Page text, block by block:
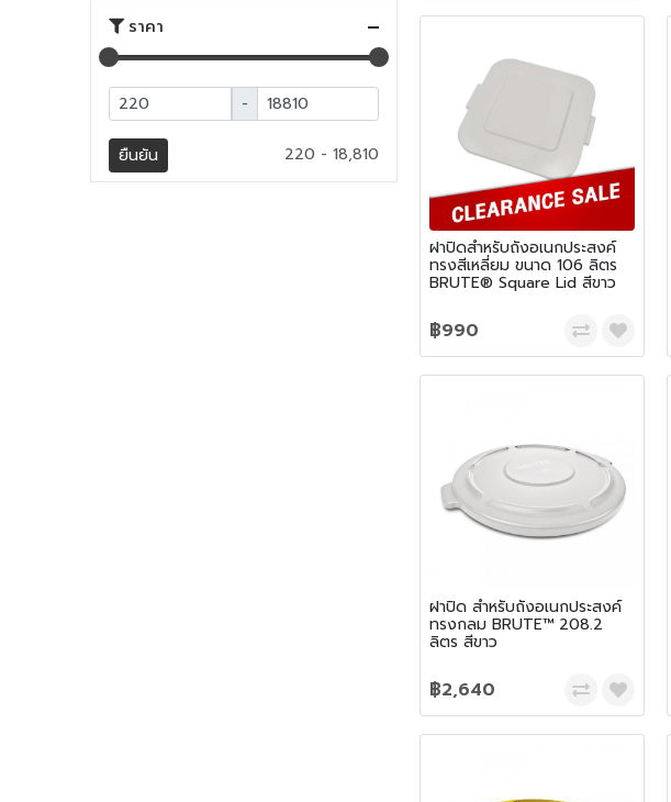
ฝาปิดสำหรับถังอเนกประสงค์
ทรงสีเหลี่ยม ขนาด 106 ลิตร
BRUTE® Square Lid สีขาว
฿990
ฝาปิด สำหรับถังอเนกประสงค์
ทรงกลม BRUTE™ 208.2
ลิตร สีขาว
฿2,640
ราคา
-
ยืนยัน 220 - 18,810